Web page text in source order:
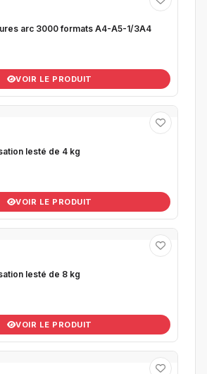
arc 3000 formats A4-A5-1/3A4
VOIR LE PRODUIT
lesté de 4 kg
VOIR LE PRODUIT
lesté de 8 kg
VOIR LE PRODUIT